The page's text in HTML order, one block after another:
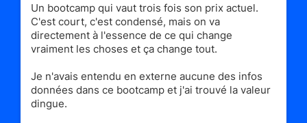
Un bootcamp qui vaut trois fois son prix actuel.
C'est court, c'est condensé, mais on va
directement à l'essence de ce qui change
vraiment les choses et ça change tout.
Je n'avais entendu en externe aucune des infos
données dans ce bootcamp et j'ai trouvé la valeur
dingue.